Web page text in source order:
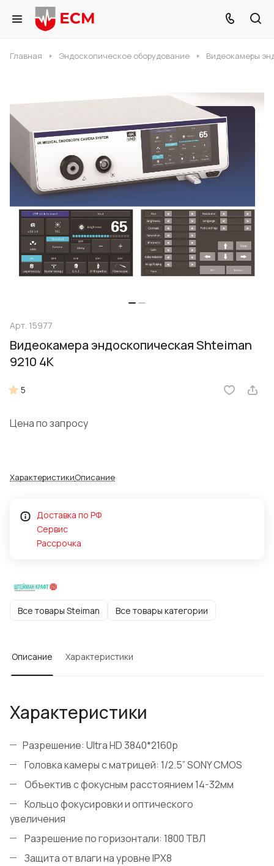
Главная Эндоскопическое оборудование Видеокамеры
Арт. 15977
Видеокамера эндоскопическая Shteiman
9210 4К
5
Цена по запросу
ХарактеристикиОписание
Доставка по РФ
Сервис
Рассрочка
Все товары Steiman Все товары категории
Описание Характеристики
Характеристики
Разрешение: Ultra HD 3840*2160р
Головка камеры с матрицей: 1/2.5” SONY CMOS
Объектив с фокусным расстоянием 14-32мм
Кольцо фокусировки и оптического
увеличения
Разрешение по горизонтали: 1800 ТВЛ
Защита от влаги на уровне IPX8